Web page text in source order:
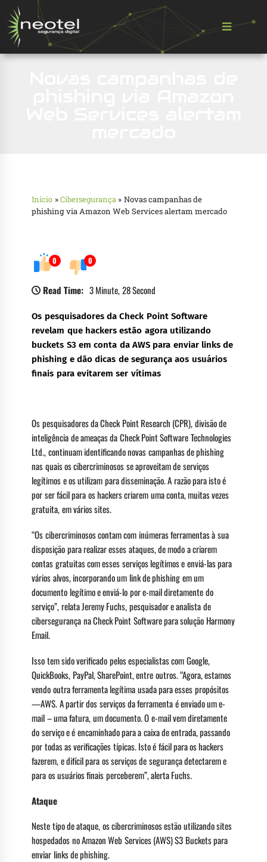
Início »Cibersegurança » Novas campanhas de
phishing via Amazon Web Services alertam mercado
0 0
Read Time: 3 Minute, 28 Second
Os pesquisadores da Check Point Software
revelam que hackers estão agora utilizando
buckets S3 em conta da AWS para enviar links de
phishing e dão dicas de segurança aos usuários
finais para evitarem ser vítimas
Os pesquisadores da Check Point Research (CPR), divisão de
inteligência de ameaças da Check Point Software Technologies
Ltd., continuam identificando novas campanhas de phishing
nas quais os cibercriminosos se aproveitam de serviços
legítimos e os utilizam para disseminação. A razão para isto é
por ser fácil para os hackers criarem uma conta, muitas vezes
gratuita, em vários sites.
“Os cibercriminosos contam com inúmeras ferramentas à sua
disposição para realizar esses ataques, de modo a criarem
contas gratuitas com esses serviços legítimos e enviá-las para
vários alvos, incorporando um link de phishing em um
documento legítimo e enviá-lo por e-mail diretamente do
serviço”, relata Jeremy Fuchs, pesquisador e analista de
cibersegurança na Check Point Software para solução Harmony
Email.
Isso tem sido verificado pelos especialistas com Google,
QuickBooks, PayPal, SharePoint, entre outros. “Agora, estamos
vendo outra ferramenta legítima usada para esses propósitos
—AWS. A partir dos serviços da ferramenta é enviado um e-
mail – uma fatura, um documento. O e-mail vem diretamente
do serviço e é encaminhado para a caixa de entrada, passando
por todas as verificações típicas. Isto é fácil para os hackers
fazerem, e difícil para os serviços de segurança detectarem e
para os usuários finais perceberem”, alerta Fuchs.
Ataque
Neste tipo de ataque, os cibercriminosos estão utilizando sites
hospedados no Amazon Web Services (AWS) S3 Buckets para
enviar links de phishing.